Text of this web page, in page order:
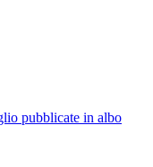
pubblicate in albo